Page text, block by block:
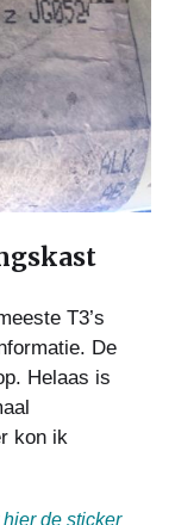
T3’s
De
Helaas is
kon ik
de sticker